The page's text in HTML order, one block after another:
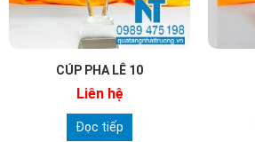
CÚP PHA LÊ 10
Liên hệ
Đọc tiếp